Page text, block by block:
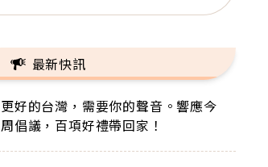
最新快訊
更好的台灣，需要你的聲音。響應今
周倡議，百項好禮帶回家！